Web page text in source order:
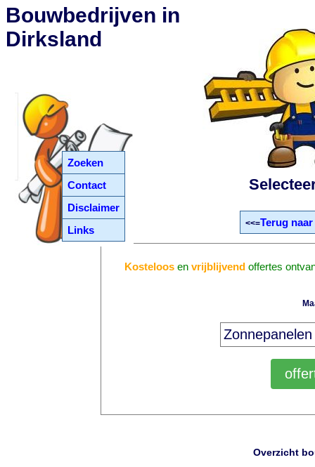
Zoeken
Contact
Disclaimer
Links
Bouwbedrijven in
Dirksland
<<=Terug
Kosteloos envrijblijvend offertes
Overzicht